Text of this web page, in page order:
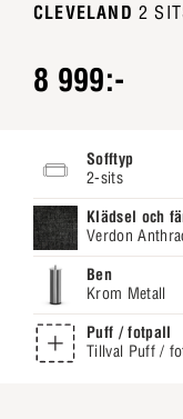
CLEVELAND 2
8 999:-
Sofftyp
2-sits
Klädsel och
Verdon
Ben
Krom Metall
Puff / fotpall
Tillval Puff /